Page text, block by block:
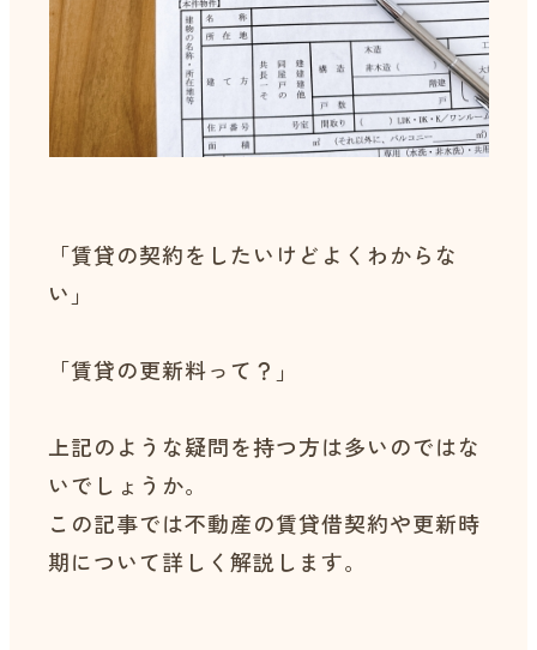
「賃貸の契約をしたいけどよくわからな
い」
「賃貸の更新料って？」
上記のような疑問を持つ方は多いのではな
いでしょうか。
この記事では不動産の賃貸借契約や更新時
期について詳しく解説します。